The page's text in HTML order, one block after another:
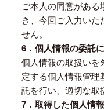
ご本人の同意がある
き、今回ご入力いた
せん。
6．個人情報の委託
個人情報の取扱いを
定する個人情報管理
託を行い、適切な取
7．取得した個人情